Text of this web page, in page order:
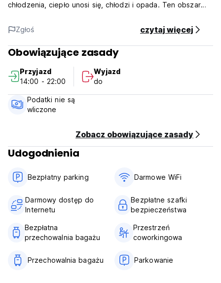
chłodzenia, ciepło unosi się, chłodzi i opada. Ten obszar
bezpieczeństwie naszych gości. Brama do hostelu jest
zamknięta od 22:00 do 7:00 rano. Każdy gość otrzymuje
własny klucz do bramy i może przychodzić i wychodzić w
dowolnym momencie. Super czyste pokoje i części wspólne
dla naszych gości. Koniec z czekaniem w akademikach na
swoją kolej. Darmowa kawa rano i nie tylko. Deski
surfingowe do wynajęcia. Nauczyciel surfingu z 20-letnim
doświadczeniem. Witamy! Przyjedź jako gość, wyjedź jako
przyjaciel! (Auto-translated from original language)
Zgłoś czytaj więcej
Obowiązujące zasady
Przyjazd
14:00 - 22:00
Wyjazd
do
Podatki nie są
wliczone
Zobacz obowiązujące zasady
Udogodnienia
Bezpłatny parking Darmowe WiFi
Darmowy dostęp do
Internetu
Bezpłatne szafki
bezpieczeństwa
Bezpłatna
przechowalnia bagażu
Przestrzeń
coworkingowa
Przechowalnia bagażu Parkowanie